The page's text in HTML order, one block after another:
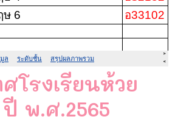
โรงเรียนห้วย
ปี พ.ศ.2565